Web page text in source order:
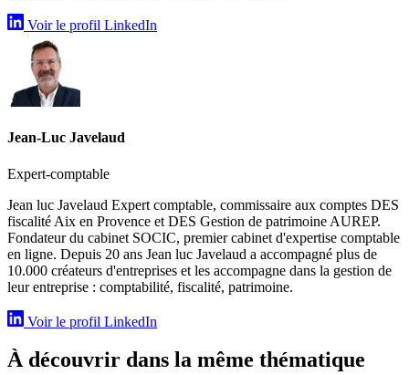
Voir le profil LinkedIn
Jean-Luc Javelaud
Expert-comptable
Jean luc Javelaud Expert comptable, commissaire aux comptes DES
fiscalité Aix en Provence et DES Gestion de patrimoine AUREP.
Fondateur du cabinet SOCIC, premier cabinet d'expertise comptable
en ligne. Depuis 20 ans Jean luc Javelaud a accompagné plus de
10.000 créateurs d'entreprises et les accompagne dans la gestion de
leur entreprise : comptabilité, fiscalité, patrimoine.
Voir le profil LinkedIn
À découvrir dans la même thématique